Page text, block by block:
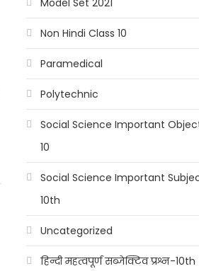
Model Set 2021
Non Hindi Class 10
Paramedical
Polytechnic
Social Science Important
10
Social Science Important
10th
Uncategorized
हिन्दी महत्वपूर्ण सब्जेक्टिव प्रश्न-10th